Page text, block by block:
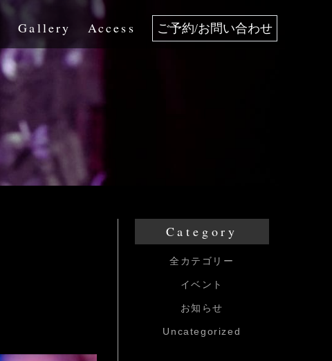
Gallery Access ご予約/お問い合わせ
Category
全カテゴリー
イベント
お知らせ
Uncategorized